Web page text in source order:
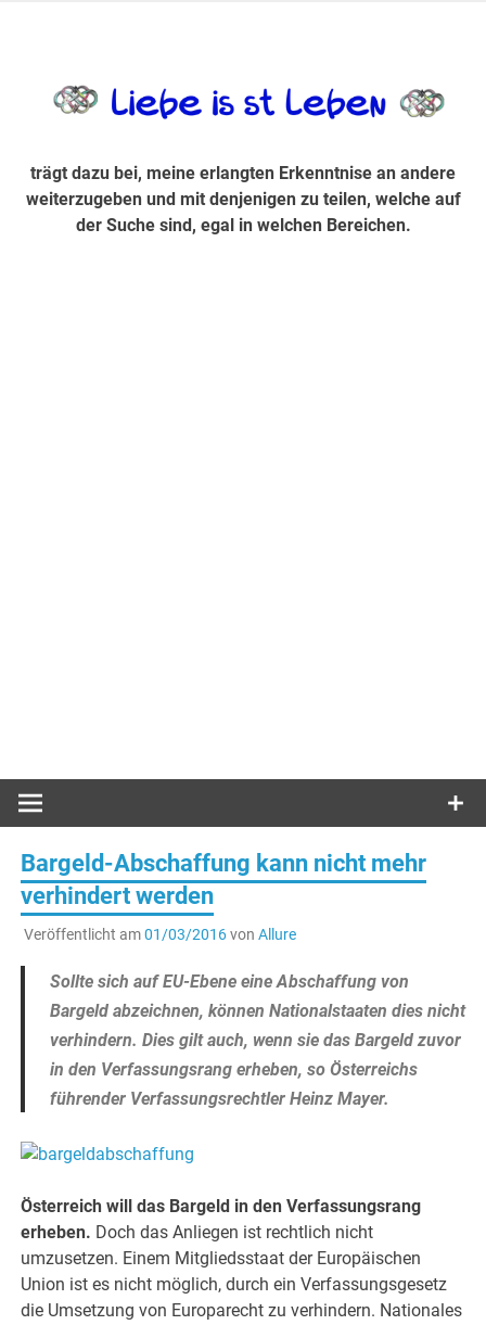
Suche sind, egal in welchen Bereichen.
trägt dazu bei, meine erlangten Erkenntnise an andere
weiterzugeben und mit denjenigen zu teilen, welche auf
der Suche sind, egal in welchen Bereichen.
Bargeld-Abschaffung kann nicht mehr
verhindert werden
Veröffentlicht am01/03/2016von Allure
Sollte sich auf EU-Ebene eine Abschaffung von
Bargeld abzeichnen, können Nationalstaaten dies nicht
verhindern. Dies gilt auch, wenn sie das Bargeld zuvor
in den Verfassungsrang erheben, so Österreichs
führender Verfassungsrechtler Heinz Mayer.
Österreich will das Bargeld in den Verfassungsrang
erheben. Doch das Anliegen ist rechtlich nicht
umzusetzen. Einem Mitgliedsstaat der Europäischen
Union ist es nicht möglich, durch ein Verfassungsgesetz
die Umsetzung von Europarecht zu verhindern. Nationales